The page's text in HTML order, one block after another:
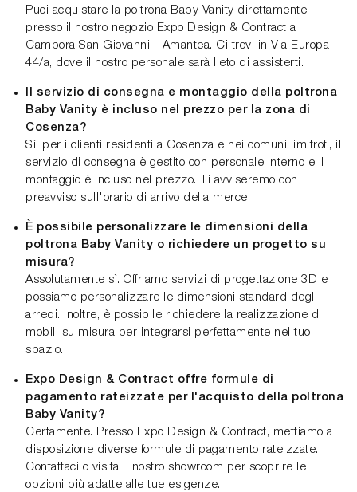
Puoi acquistare la poltrona Baby Vanity direttamente
presso il nostro negozio Expo Design & Contract a
Campora San Giovanni - Amantea. Ci trovi in Via Europa
44/a, dove il nostro personale sarà lieto di assisterti.
Il servizio di consegna e montaggio della poltrona
Baby Vanity è incluso nel prezzo per la zona di
Cosenza?
Sì, per i clienti residenti a Cosenza e nei comuni limitrofi, il
servizio di consegna è gestito con personale interno e il
montaggio è incluso nel prezzo. Ti avviseremo con
preavviso sull'orario di arrivo della merce.
È possibile personalizzare le dimensioni della
poltrona Baby Vanity o richiedere un progetto su
misura?
Assolutamente sì. Offriamo servizi di progettazione 3D e
possiamo personalizzare le dimensioni standard degli
arredi. Inoltre, è possibile richiedere la realizzazione di
mobili su misura per integrarsi perfettamente nel tuo
spazio.
Expo Design & Contract offre formule di
pagamento rateizzate per l'acquisto della poltrona
Baby Vanity?
Certamente. Presso Expo Design & Contract, mettiamo a
disposizione diverse formule di pagamento rateizzate.
Contattaci o visita il nostro showroom per scoprire le
opzioni più adatte alle tue esigenze.